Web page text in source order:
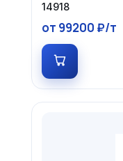
14918
от 99200 ₽/т